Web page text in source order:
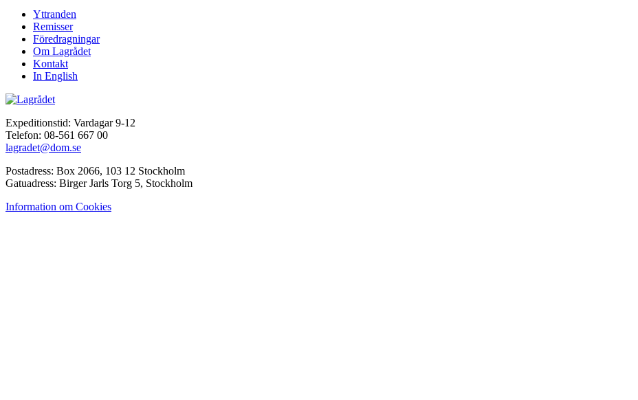
Yttranden
Remisser
Föredragningar
Om Lagrådet
Kontakt
In English
Expeditionstid: Vardagar 9-12
Telefon: 08-561 667 00
lagradet@dom.se
Postadress: Box 2066, 103 12 Stockholm
Gatuadress: Birger Jarls Torg 5, Stockholm
Information om Cookies